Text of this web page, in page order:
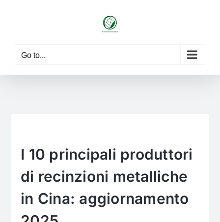
Go to...
I 10 principali produttori
di recinzioni metalliche
in Cina: aggiornamento